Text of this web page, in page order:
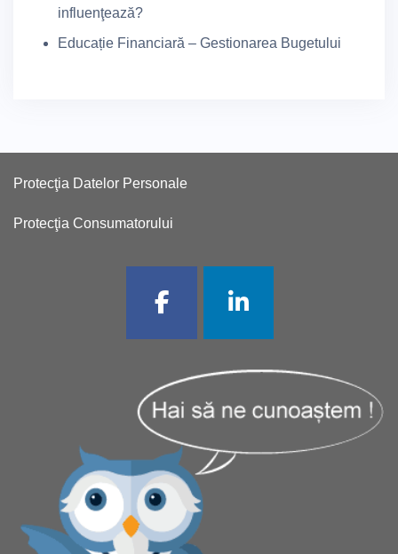
influenţează?
Educație Financiară – Gestionarea Bugetului
Protecţia Datelor Personale
Protecţia Consumatorului